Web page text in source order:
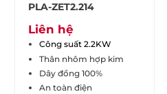
PLA-ZET2.214
Liên hệ
Công suất 2.2KW
Thân nhôm hợp kim
Dây đồng 100%
An toàn điện